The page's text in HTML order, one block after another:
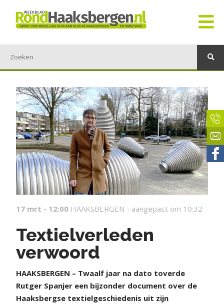
17 mrt - 12:00 HAAKSBERGEN - aangepast om 10:32
Textielverleden
verwoord
HAAKSBERGEN – Twaalf jaar na dato toverde
Rutger Spanjer een bijzonder document over de
Haaksbergse textielgeschiedenis uit zijn